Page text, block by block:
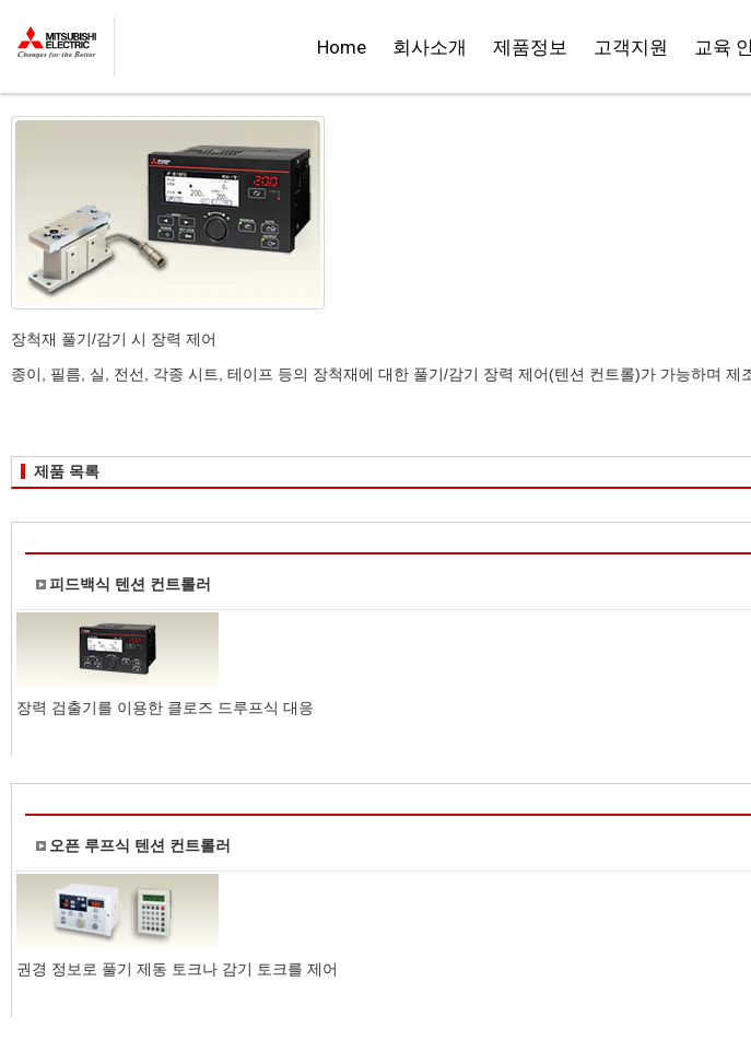
Home 회사소개 제품정보 고객지원 교육
::제품정보::
텐션 컨트롤러
장척재 풀기/감기 시 장력 제어
종이, 필름, 실, 전선, 각종 시트, 테이프 등의 장척재에 대한 풀기/감기 장력 제어(텐션 컨트롤)가 가능하며 제
제품 목록
피드백식 텐션 컨트롤러
장력 검출기를 이용한 클로즈 드루프식 대응
오픈 루프식 텐션 컨트롤러
권경 정보로 풀기 제동 토크나 감기 토크를 제어